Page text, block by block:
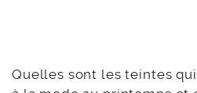
Quelles sont les teintes